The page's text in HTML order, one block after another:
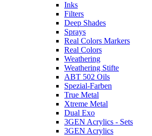
Inks
Filters
Deep Shades
Sprays
Real Colors Markers
Real Colors
Weathering
Weathering Stifte
ABT 502 Oils
Spezial-Farben
True Metal
Xtreme Metal
Dual Exo
3GEN Acrylics - Sets
3GEN Acrylics